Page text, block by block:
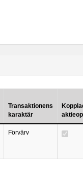
Transaktionens
karaktär
Förvärv